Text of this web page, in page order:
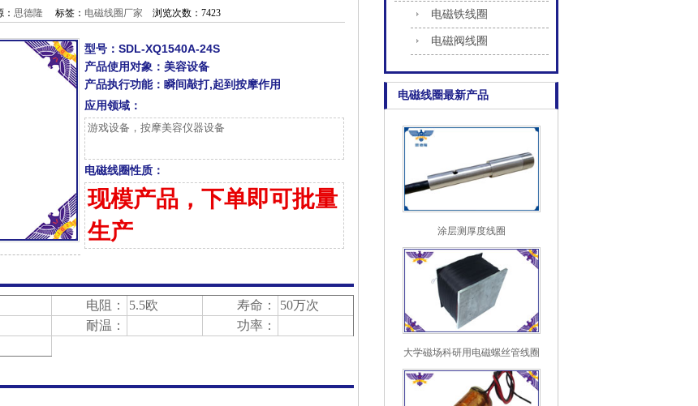
思德隆 标签： 电磁线圈厂家 浏览次数：7423
型号： SDL-XQ1540A-24S
产品使用对象： 美容设备
产品执行功能： 瞬间敲打,起到按摩作用
应用领域：
游戏设备，按摩美容仪器设备
电磁线圈性质：
现模产品，下单即可批量
生产
电阻： 5.5欧 寿命：
50万次
耐温：
功率：
电磁铁线圈
电磁阀线圈
电磁线圈最新产品
涂层测厚度线圈
大学磁场科研用电磁螺丝管线圈